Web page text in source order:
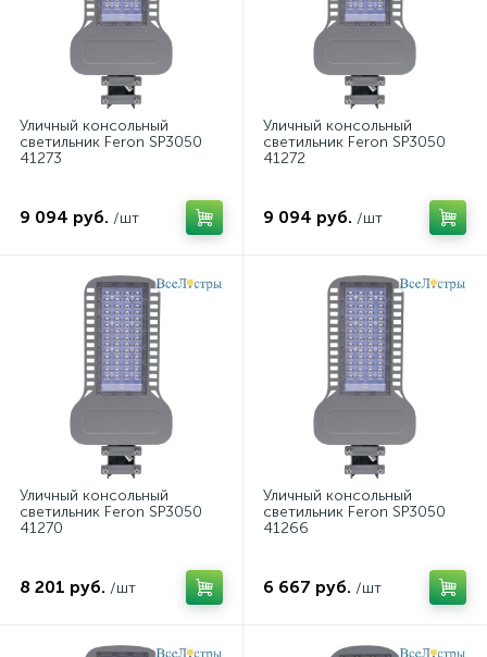
Уличный консольный
светильник Feron SP3050
41273
9 094 руб. /шт
Уличный консольный
светильник Feron SP3050
41272
9 094 руб. /шт
Уличный консольный
светильник Feron SP3050
41270
8 201 руб. /шт
Уличный консольный
светильник Feron SP3050
41266
6 667 руб. /шт